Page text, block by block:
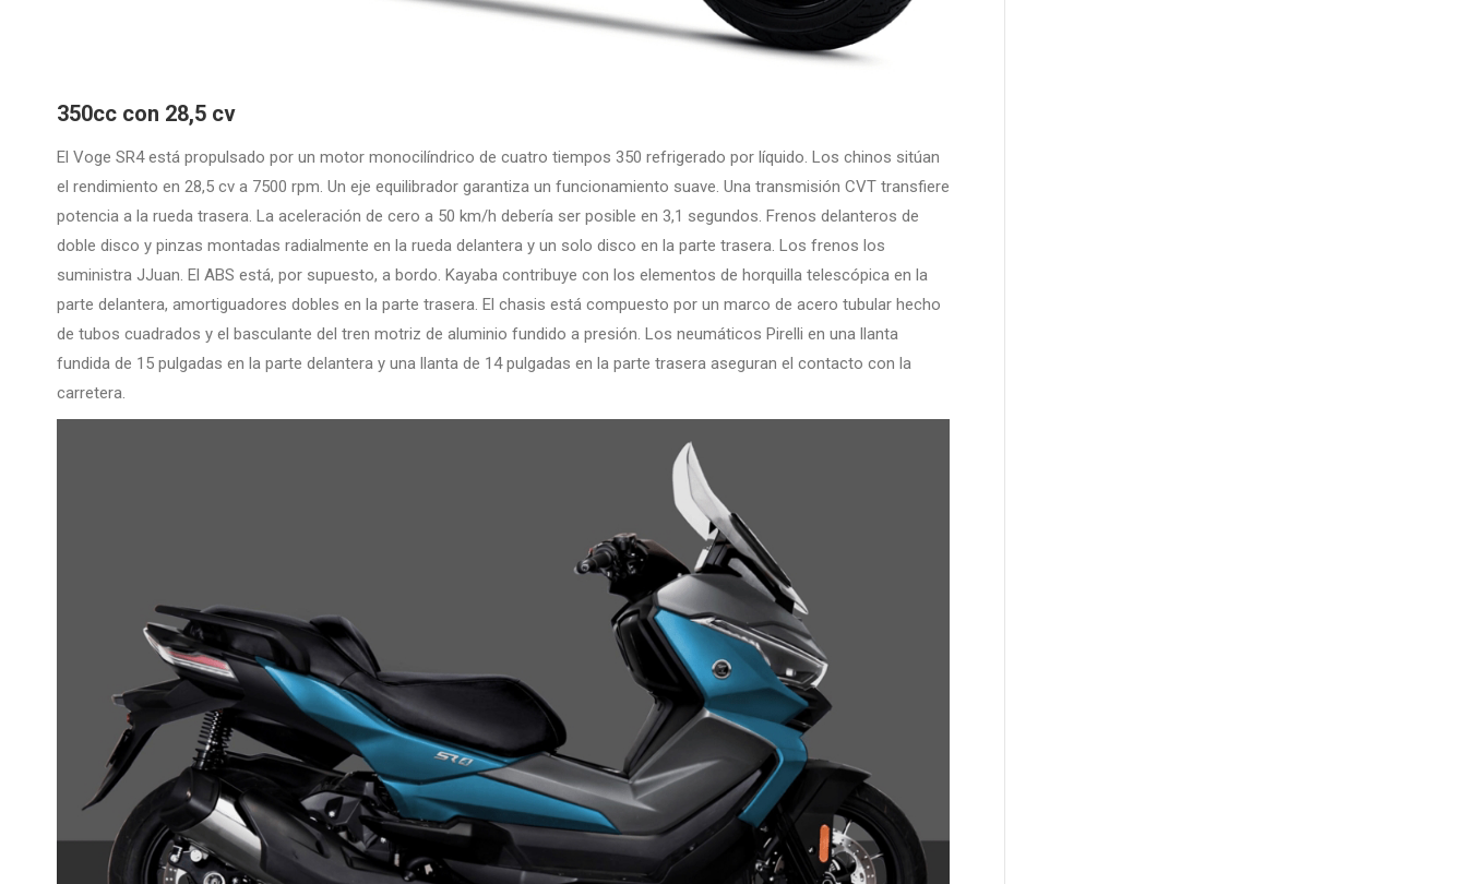
350cc con 28,5 cv
El Voge SR4 está propulsado por un motor monocilíndrico de cuatro tiempos 350 refrigerado por líquido. Los chinos sitúan
el rendimiento en 28,5 cv a 7500 rpm. Un eje equilibrador garantiza un funcionamiento suave. Una transmisión CVT transfiere
potencia a la rueda trasera. La aceleración de cero a 50 km/h debería ser posible en 3,1 segundos. Frenos delanteros de
doble disco y pinzas montadas radialmente en la rueda delantera y un solo disco en la parte trasera. Los frenos los
suministra JJuan. El ABS está, por supuesto, a bordo. Kayaba contribuye con los elementos de horquilla telescópica en la
parte delantera, amortiguadores dobles en la parte trasera. El chasis está compuesto por un marco de acero tubular hecho
de tubos cuadrados y el basculante del tren motriz de aluminio fundido a presión. Los neumáticos Pirelli en una llanta
fundida de 15 pulgadas en la parte delantera y una llanta de 14 pulgadas en la parte trasera aseguran el contacto con la
carretera.